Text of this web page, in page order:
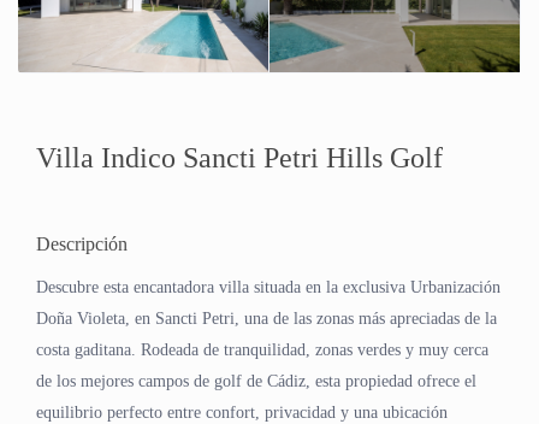
Villa Indico Sancti Petri Hills Golf
Descripción
Descubre esta encantadora villa situada en la exclusiva Urbanización
Doña Violeta, en Sancti Petri, una de las zonas más apreciadas de la
costa gaditana. Rodeada de tranquilidad, zonas verdes y muy cerca
de los mejores campos de golf de Cádiz, esta propiedad ofrece el
equilibrio perfecto entre confort, privacidad y una ubicación